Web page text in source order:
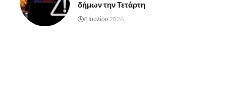
δήμων την Τετάρτη
8 Ιουλίου 2026